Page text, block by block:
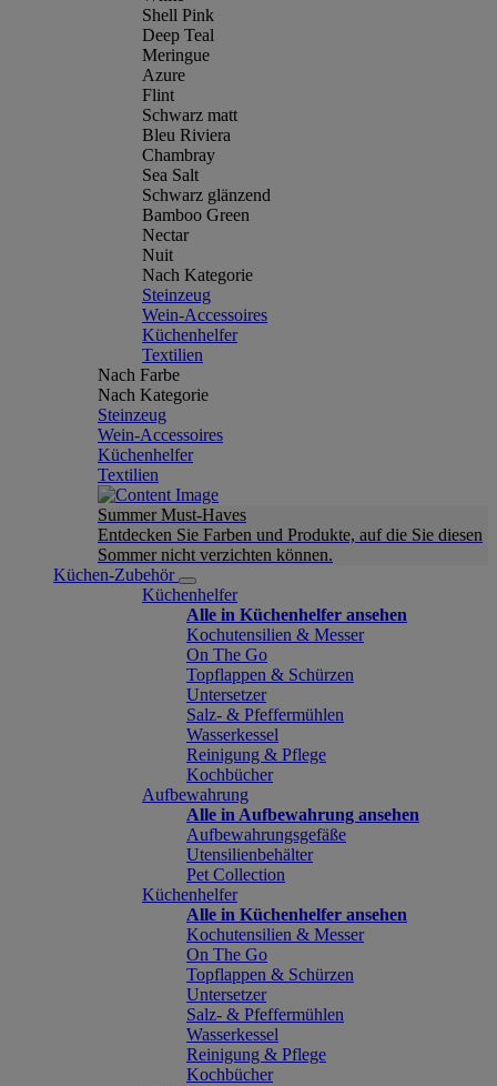
Shell Pink
Deep Teal
Meringue
Azure
Flint
Schwarz matt
Bleu Riviera
Chambray
Sea Salt
Schwarz glänzend
Bamboo Green
Nectar
Nuit
Nach Kategorie
Steinzeug
Wein-Accessoires
Küchenhelfer
Textilien
Nach Farbe
Nach Kategorie
Steinzeug
Wein-Accessoires
Küchenhelfer
Textilien
Summer Must-Haves
Entdecken Sie Farben und Produkte, auf die Sie diesen
Sommer nicht verzichten können.
Küchen-Zubehör
Küchenhelfer
Alle in Küchenhelfer ansehen
Kochutensilien & Messer
On The Go
Topflappen & Schürzen
Untersetzer
Salz- & Pfeffermühlen
Wasserkessel
Reinigung & Pflege
Kochbücher
Aufbewahrung
Alle in Aufbewahrung ansehen
Aufbewahrungsgefäße
Utensilienbehälter
Pet Collection
Küchenhelfer
Alle in Küchenhelfer ansehen
Kochutensilien & Messer
On The Go
Topflappen & Schürzen
Untersetzer
Salz- & Pfeffermühlen
Wasserkessel
Reinigung & Pflege
Kochbücher